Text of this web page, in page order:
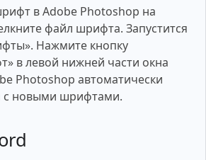
в Adobe Photoshop на
файл шрифта. Запустится
Нажмите кнопку
в левой нижней части окна
Photoshop автоматически
с новыми шрифтами.